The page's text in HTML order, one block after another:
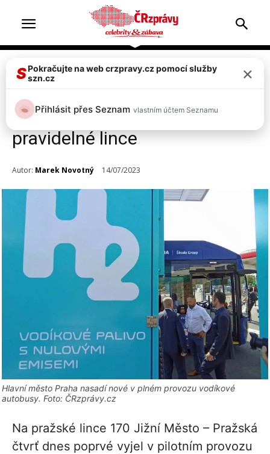
Doprava & nehody
FOTO: V Praze poprvé vyjel
vodíkový autobus na
pravidelné lince
Autor: Marek Novotný 14/07/2023
Hlavní město Praha nasadí nové v plném provozu vodíkové
autobusy. Foto: ČRzprávy.cz
Na pražské lince 170 Jižní Město – Pražská
čtvrť dnes poprvé vyjel v pilotním provozu
SPokračujte na web crzpravy.cz pomocí služby
szn.cz
×
Přihlásit přes Seznam vlastním účtem Seznamu